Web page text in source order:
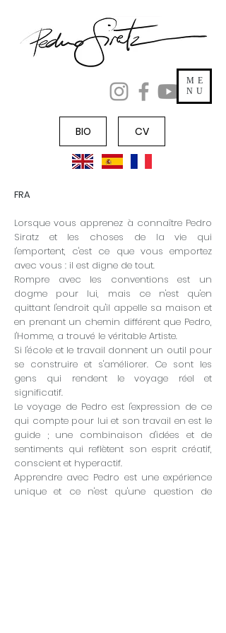
ME
NU
BIO CV
FRA
Lorsque vous apprenez à connaître Pedro
Siratz et les choses de la vie qui
l'emportent, c'est ce que vous emportez
avec vous : il est digne de tout.
Rompre avec les conventions est un
dogme pour lui, mais ce n'est qu'en
quittant l'endroit qu'il appelle sa maison et
en prenant un chemin différent que Pedro,
l'Homme, a trouvé le véritable Artiste.
Si l'école et le travail donnent un outil pour
se construire et s'améliorer. Ce sont les
gens qui rendent le voyage réel et
significatif.
Le voyage de Pedro est l'expression de ce
qui compte pour lui et son travail en est le
guide ; une combinaison d'idées et de
sentiments qui reflètent son esprit créatif,
conscient et hyperactif.
Apprendre avec Pedro est une expérience
unique et ce n'est qu'une question de